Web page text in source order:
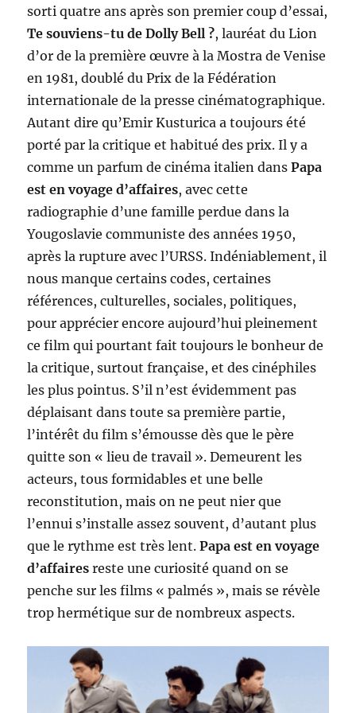
sorti quatre ans après son premier coup d’essai,
Te souviens-tu de Dolly Bell ?, lauréat du Lion
d’or de la première œuvre à la Mostra de Venise
en 1981, doublé du Prix de la Fédération
internationale de la presse cinématographique.
Autant dire qu’Emir Kusturica a toujours été
porté par la critique et habitué des prix. Il y a
comme un parfum de cinéma italien dansPapa
est en voyage d’affaires, avec cette
radiographie d’une famille perdue dans la
Yougoslavie communiste des années 1950,
après la rupture avec l’URSS. Indéniablement, il
nous manque certains codes, certaines
références, culturelles, sociales, politiques,
pour apprécier encore aujourd’hui pleinement
ce film qui pourtant fait toujours le bonheur de
la critique, surtout française, et des cinéphiles
les plus pointus. S’il n’est évidemment pas
déplaisant dans toute sa première partie,
l’intérêt du film s’émousse dès que le père
quitte son « lieu de travail ». Demeurent les
acteurs, tous formidables et une belle
reconstitution, mais on ne peut nier que
l’ennui s’installe assez souvent, d’autant plus
que le rythme est très lent.Papa est en voyage
d’affaires reste une curiosité quand on se
penche sur les films « palmés », mais se révèle
trop hermétique sur de nombreux aspects.